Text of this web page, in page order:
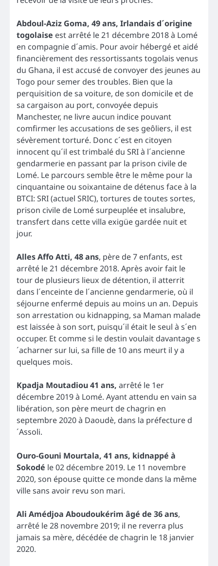
Abdoul-Aziz Goma, 49 ans, Irlandais d´origine
togolaise est arrêté le 21 décembre 2018 à Lomé
en compagnie d´amis. Pour avoir hébergé et aidé
financièrement des ressortissants togolais venus
du Ghana, il est accusé de convoyer des jeunes au
Togo pour semer des troubles. Bien que la
perquisition de sa voiture, de son domicile et de
sa cargaison au port, convoyée depuis
Manchester, ne livre aucun indice pouvant
comfirmer les accusations de ses geôliers, il est
sévèrement torturé. Donc c´est en citoyen
innocent qu´il est trimbalé du SRI à l´ancienne
gendarmerie en passant par la prison civile de
Lomé. Le parcours semble être le même pour la
cinquantaine ou soixantaine de détenus face à la
BTCI: SRI (actuel SRIC), tortures de toutes sortes,
prison civile de Lomé surpeuplée et insalubre,
transfert dans cette villa exigüe gardée nuit et
jour.
Alles Affo Atti, 48 ans, père de 7 enfants, est
arrêté le 21 décembre 2018. Après avoir fait le
tour de plusieurs lieux de détention, il atterrit
dans l´enceinte de l´ancienne gendarmerie, où il
séjourne enfermé depuis au moins un an. Depuis
son arrestation ou kidnapping, sa Maman malade
est laissée à son sort, puisqu´il était le seul à s´en
occuper. Et comme si le destin voulait davantage s
´acharner sur lui, sa fille de 10 ans meurt il y a
quelques mois.
Kpadja Moutadiou 41 ans, arrêté le 1er
décembre 2019 à Lomé. Ayant attendu en vain sa
libération, son père meurt de chagrin en
septembre 2020 à Daoudè, dans la préfecture d
´Assoli.
Ouro-Gouni Mourtala, 41 ans, kidnappé à
Sokodé le 02 décembre 2019. Le 11 novembre
2020, son épouse quitte ce monde dans la même
ville sans avoir revu son mari.
Ali Amédjoa Aboudoukérim âgé de 36 ans,
arrêté le 28 novembre 2019; il ne reverra plus
jamais sa mère, décédée de chagrin le 18 janvier
2020.